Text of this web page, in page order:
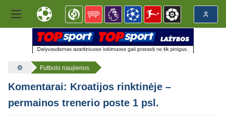
Futbolo naujienos
Komentarai: Kroatijos rinktinėje –
permainos trenerio poste 1 psl.